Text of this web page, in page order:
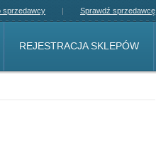
sprzedawcy Sprawdź sprzedawcę
REJESTRACJA SKLEPÓW